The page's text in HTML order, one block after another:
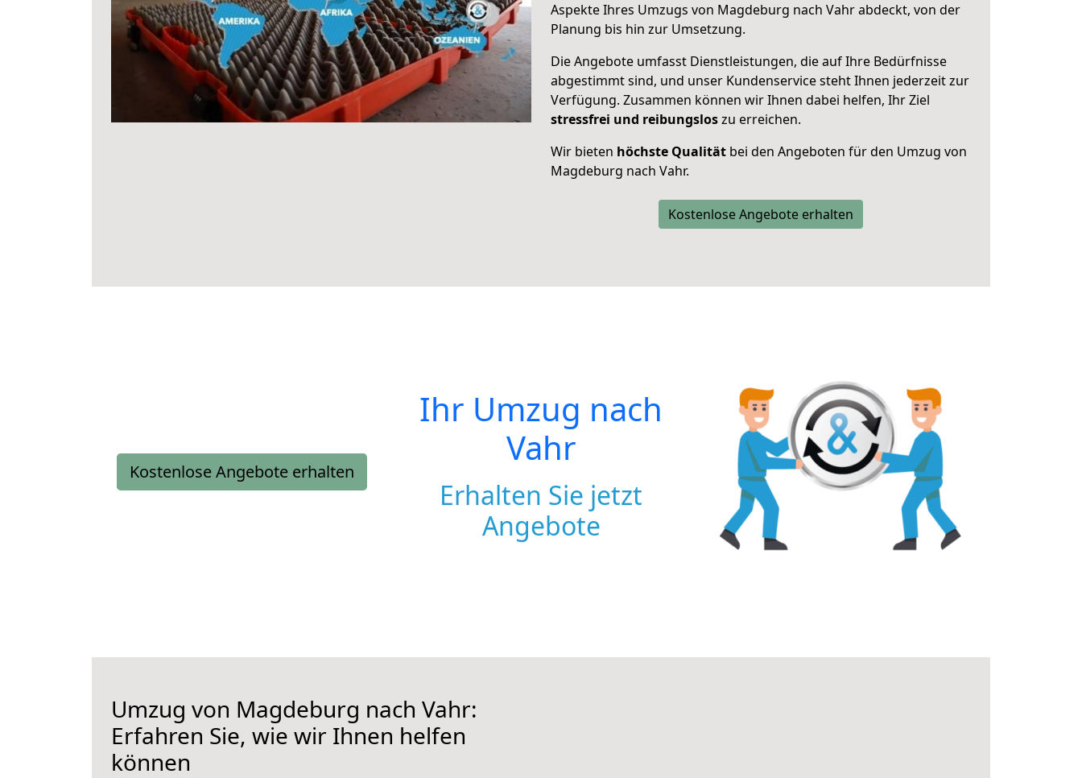
Aspekte Ihres Umzugs von Magdeburg nach Vahr abdeckt, von der
Planung bis hin zur Umsetzung.
Die Angebote umfasst Dienstleistungen, die auf Ihre Bedürfnisse
abgestimmt sind, und unser Kundenservice steht Ihnen jederzeit zur
Verfügung. Zusammen können wir Ihnen dabei helfen, Ihr Ziel
stressfrei und reibungsloszu erreichen.
Wir bieten höchste Qualität bei den Angeboten für den Umzug von
Magdeburg nach Vahr.
Kostenlose Angebote erhalten
Kostenlose Angebote erhalten
Ihr Umzug nach
Vahr
Erhalten Sie jetzt
Angebote
Umzug von Magdeburg nach Vahr:
Erfahren Sie, wie wir Ihnen helfen
können